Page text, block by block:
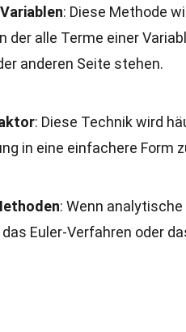
: Diese Methode
der alle Terme einer
anderen Seite stehen.
: Diese Technik wird
in eine einfachere Form
: Wenn
Euler-Verfahren oder